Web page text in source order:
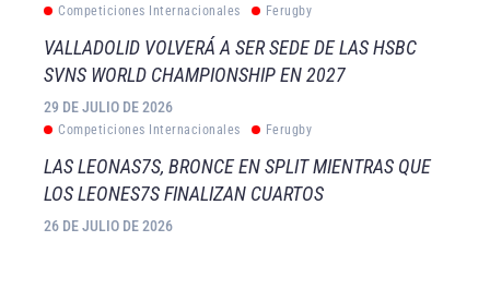
Competiciones Internacionales Ferugby
VALLADOLID VOLVERÁ A SER SEDE DE LAS HSBC
SVNS WORLD CHAMPIONSHIP EN 2027
29 DE JULIO DE 2026
Competiciones Internacionales Ferugby
LAS LEONAS7S, BRONCE EN SPLIT MIENTRAS QUE
LOS LEONES7S FINALIZAN CUARTOS
26 DE JULIO DE 2026